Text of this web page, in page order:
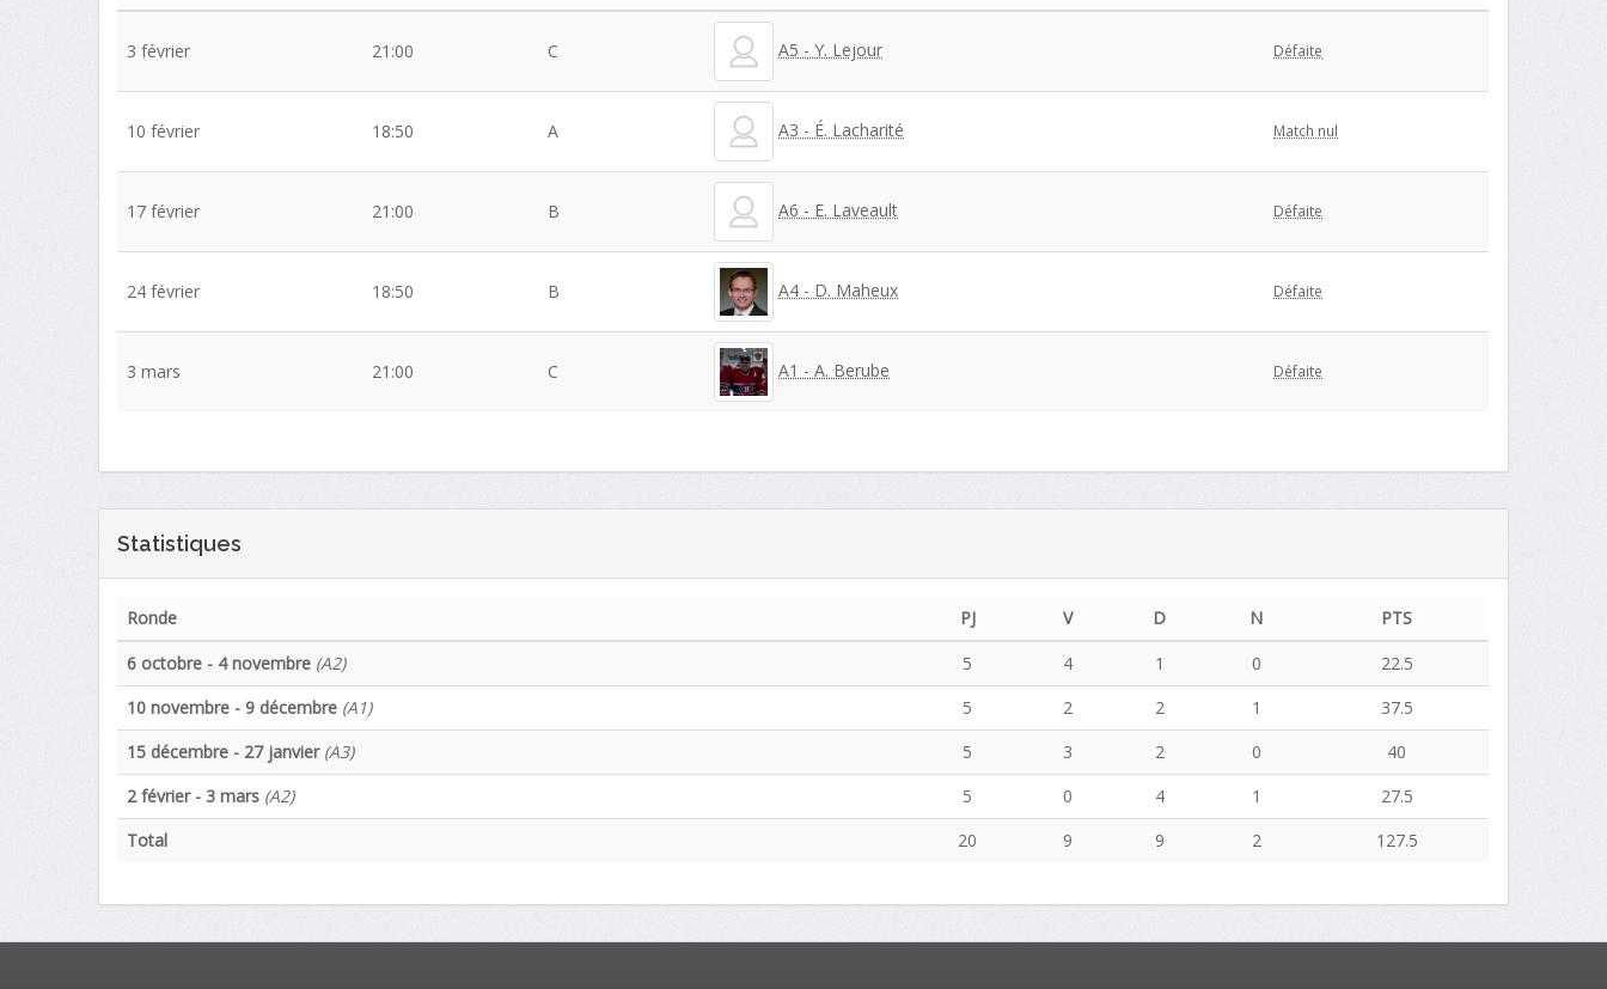
3 février 21:00 C A5 - Y. Lejour Défaite
10 février 18:50 A A3 - É. Lacharité Match nul
17 février 21:00 B A6 - E. Laveault Défaite
24 février 18:50 B A4 - D. Maheux Défaite
3 mars 21:00 C A1 - A. Berube Défaite
Statistiques
Ronde PJ V D N
PTS
6 octobre - 4 novembre (A2) 5 4 1 0
22.5
10 novembre - 9 décembre (A1) 5 2 2 1
37.5
15 décembre - 27 janvier (A3) 5 3 2 0
40
2 février - 3 mars (A2) 5 0 4 1
27.5
Total
20 9 9 2 127.5